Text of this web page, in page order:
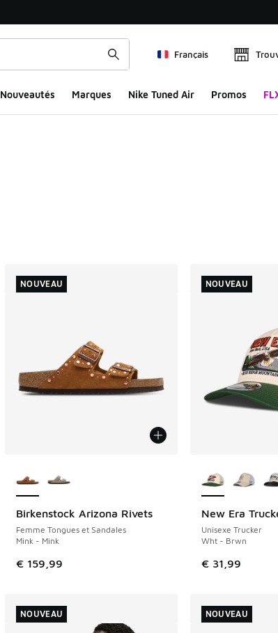
Français
Nouveautés Marques Nike Tuned Air Promos
Birkenstock Arizona Rivets
Femme Tongues et Sandales
Mink - Mink
€ 159,99
NOUVEAU
NOUVEAU
New Era
Unisexe Trucker
Wht - Brwn
€ 31,99
NOUVEAU
NOUVEAU
NOUVEAU NOUVEAU